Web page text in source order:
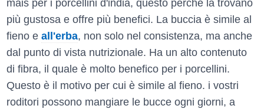
mais per i porcellini d'india, questo perché la trovano
più gustosa e offre più benefici. La buccia è simile al
fieno e all'erba, non solo nel consistenza, ma anche
dal punto di vista nutrizionale. Ha un alto contenuto
di fibra, il quale è molto benefico per i porcellini.
Questo è il motivo per cui è simile al fieno. i vostri
roditori possono mangiare le bucce ogni giorni, a